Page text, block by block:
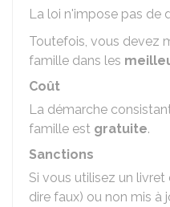
La loi n'impose pas de
Toutefois, vous devez
famille dans les
Coût
La démarche
famille est gratuite.
Sanctions
Si vous utilisez un
dire faux) ou non mis à